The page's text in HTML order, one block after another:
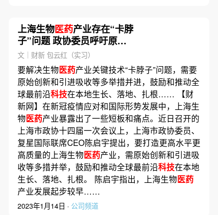
上海生物医药产业存在“卡脖
子”问题 政协委员呼吁原始
创新和引进吸收多措并举
文｜财新 包云红（实习）
要解决生物医药产业关键技术“卡脖子”问题，需要
原始创新和引进吸收等多举措并进，鼓励和推动全
球最前沿科技在本地生长、落地、扎根…… 【财
新网】在新冠疫情应对和国际形势发展中，上海生
物医药产业暴露出了一些短板和痛点。近日召开的
上海市政协十四届一次会议上，上海市政协委员、
复星国际联席CEO陈启宇提出，要打造更高水平更
高质量的上海生物医药产业，需原始创新和引进吸
收等多措并举，鼓励和推动全球最前沿科技在本地
生长、落地、扎根。 陈启宇指出，上海生物医药
产业发展起步较早……
2023年1月14日 · 公司频道